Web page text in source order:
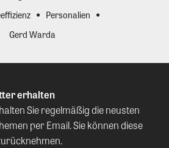
Personalien
Gerd Warda
erhalten
Sie regelmäßig die neusten
per Email. Sie können diese